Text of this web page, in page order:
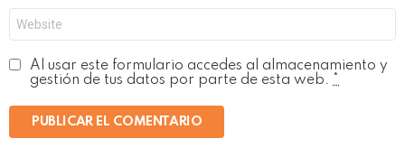
Al usar este formulario accedes al almacenamiento y
gestión de tus datos por parte de esta web.